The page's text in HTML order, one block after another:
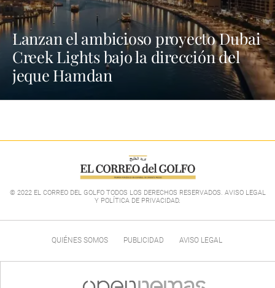
Lanzan el ambicioso proyecto Dubai
Creek Lights bajo la dirección del
jeque Hamdan
© 2022 EL CORREO DEL GOLFO TODOS LOS DERECHOS RESERVADOS. AVISO LEGAL
Y POLÍTICA DE PRIVACIDAD.
QUIÉNES SOMOS PUBLICIDAD AVISO LEGAL